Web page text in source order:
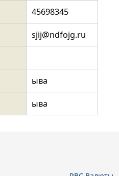
45698345
sjij@ndfojg.ru
ыва
ыва